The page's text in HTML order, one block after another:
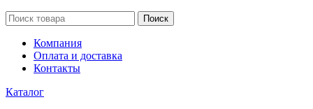
Поиск
Компания
Оплата и доставка
Контакты
Каталог